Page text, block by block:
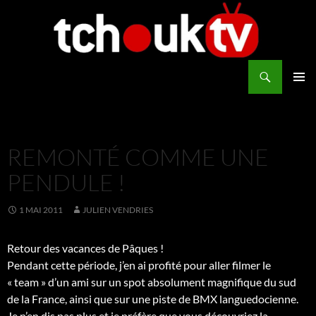
REMONTÉ COMME UNE
PENDULE !
1 MAI 2011 JULIEN VENDRIES
Retour des vacances de Pâques !
Pendant cette période, j’en ai profité pour aller filmer le
« team » d’un ami sur un spot absolument magnifique du sud
de la France, ainsi que sur une piste de BMX languedocienne.